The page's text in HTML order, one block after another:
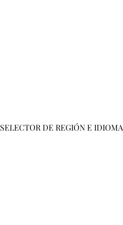
SELECTOR DE REGIÓN E IDIOMA